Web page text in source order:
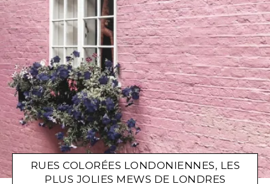
RUES COLORÉES LONDONIENNES, LES
PLUS JOLIES MEWS DE LONDRES